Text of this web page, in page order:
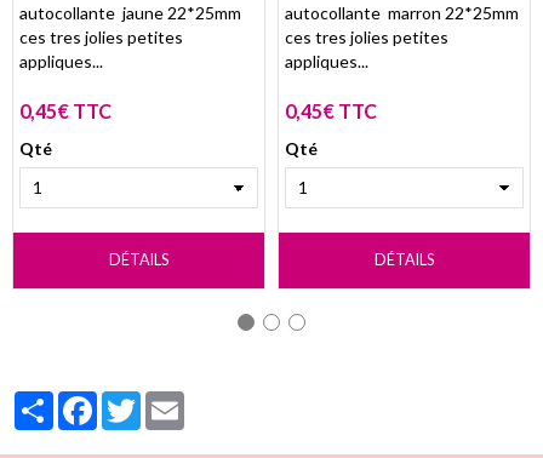
autocollante jaune 22*25mm
ces tres jolies petites
appliques...
0,45€ TTC
Qté
DÉTAILS
autocollante marron 22*25mm
ces tres jolies petites
appliques...
0,45€ TTC
Qté
DÉTAILS
PartagerFacebook
Twitter